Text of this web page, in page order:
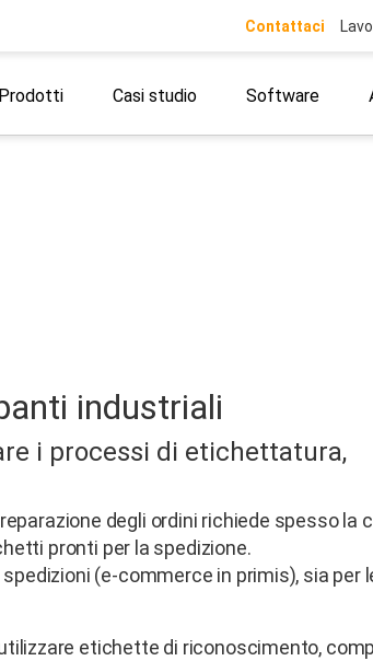
Contattaci
Prodotti Casi studio Software
industriali
i processi di etichettatura,
degli ordini richiede spesso la
pronti per la spedizione.
(e-commerce in primis), sia per
etichette di riconoscimento,